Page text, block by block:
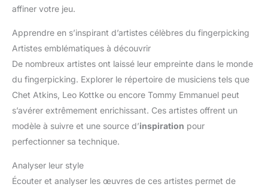
affiner votre jeu.
Apprendre en s’inspirant d’artistes célèbres du fingerpicking
Artistes emblématiques à découvrir
De nombreux artistes ont laissé leur empreinte dans le monde
du fingerpicking. Explorer le répertoire de musiciens tels que
Chet Atkins, Leo Kottke ou encore Tommy Emmanuel peut
s’avérer extrêmement enrichissant. Ces artistes offrent un
modèle à suivre et une source d’inspiration pour
perfectionner sa technique.
Analyser leur style
Écouter et analyser les œuvres de ces artistes permet de